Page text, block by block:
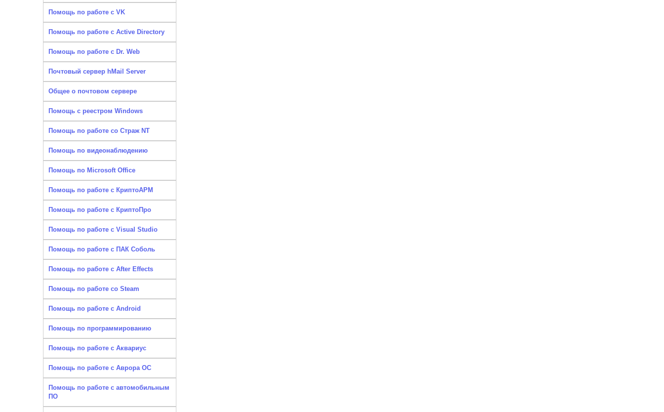
Помощь по работе с VK
Помощь по работе с Active Directory
Помощь по работе с Dr. Web
Почтовый сервер hMail Server
Общее о почтовом сервере
Помощь с реестром Windows
Помощь по работе со Страж NT
Помощь по видеонаблюдению
Помощь по Microsoft Office
Помощь по работе с КриптоАРМ
Помощь по работе с КриптоПро
Помощь по работе с Visual Studio
Помощь по работе с ПАК Соболь
Помощь по работе с After Effects
Помощь по работе со Steam
Помощь по работе с Android
Помощь по программированию
Помощь по работе с Аквариус
Помощь по работе с Аврора ОС
Помощь по работе с автомобильным
ПО